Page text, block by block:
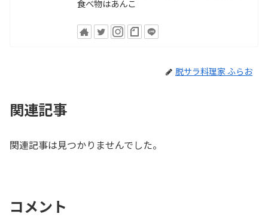
食べ物はあんこ
脱サラ料理家 ふらお
関連記事
関連記事は見つかりませんでした。
コメント